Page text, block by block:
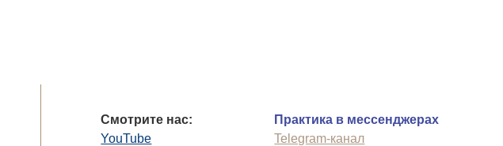
Смотрите нас:
YouTube
Практика в мессенджерах
Telegram-канал